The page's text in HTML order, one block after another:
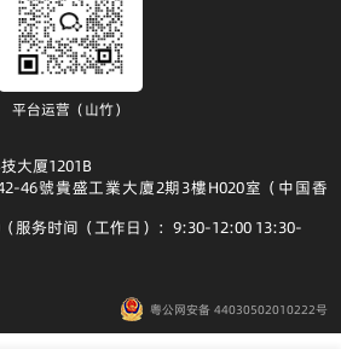
平台运营（山竹）
大厦1201B
46號貴盛工業大廈2期3樓H020室（中国香
服务时间（工作日）：9:30-12:00 13:30-
粤公网安备 44030502010222号